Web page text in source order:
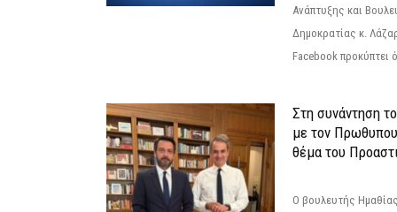
Ανάπτυξης και
Δημοκρατίας κ.
Facebook προκύπτει
Στη συνάντηση
με τον
θέμα του
Ο βουλευτής